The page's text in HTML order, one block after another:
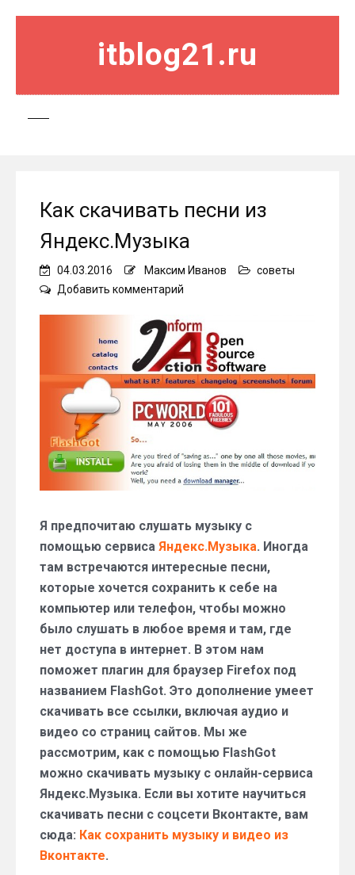
itblog21.ru
Как скачивать песни из
Яндекс.Музыка
04.03.2016 Максим Иванов
советы
Добавить комментарий
скачивать
песни
из
Яндекс.Музыка
Я предпочитаю слушать музыку с
помощью сервиса Яндекс.Музыка. Иногда
там встречаются интересные песни,
которые хочется сохранить к себе на
компьютер или телефон, чтобы можно
было слушать в любое время и там, где
нет доступа в интернет. В этом нам
поможет плагин для браузер Firefox под
названием FlashGot. Это дополнение умеет
скачивать все ссылки, включая аудио и
видео со страниц сайтов. Мы же
рассмотрим, как с помощью FlashGot
можно скачивать музыку с онлайн-сервиса
Яндекс.Музыка. Если вы хотите научиться
скачивать песни с соцсети Вконтакте, вам
сюда: Как сохранить музыку и видео из
Вконтакте.